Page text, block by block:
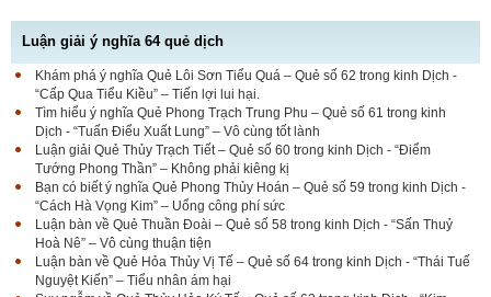
Luận giải ý nghĩa 64 quẻ dịch
Khám phá ý nghĩa Quẻ Lôi Sơn Tiểu Quá – Quẻ số 62 trong kinh Dịch -
“Cấp Qua Tiểu Kiều” – Tiến lợi lui hại.
Tìm hiểu ý nghĩa Quẻ Phong Trạch Trung Phu – Quẻ số 61 trong kinh
Dịch - “Tuấn Điểu Xuất Lung” – Vô cùng tốt lành
Luận giải Quẻ Thủy Trạch Tiết – Quẻ số 60 trong kinh Dịch - “Điểm
Tướng Phong Thần” – Không phải kiêng kị
Bạn có biết ý nghĩa Quẻ Phong Thủy Hoán – Quẻ số 59 trong kinh Dịch -
“Cách Hà Vọng Kim” – Uổng công phí sức
Luận bàn về Quẻ Thuần Đoài – Quẻ số 58 trong kinh Dịch - “Sấn Thuỷ
Hoà Nê” – Vô cùng thuận tiện
Luận bàn về Quẻ Hỏa Thủy Vị Tế – Quẻ số 64 trong kinh Dịch - “Thái Tuế
Nguyệt Kiến” – Tiểu nhân ám hại